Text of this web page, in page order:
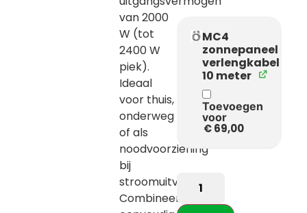
van 2000
W (tot
2400 W
piek).
Ideaal
voor thuis,
onderweg
of als
noodvoorziening
bij
stroomuitval.
Combineer
MC4
zonnepaneel
verlengkabel
10 meter
Toevoegen
voor
€69,00